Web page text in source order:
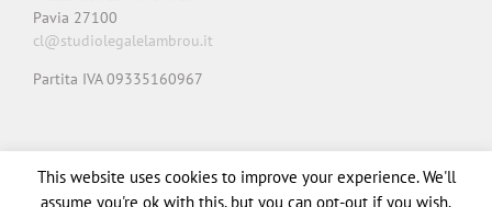
Pavia 27100
cl@studiolegalelambrou.it
Partita IVA 09335160967
Privacy Cookie Note legali Credits
This website uses cookies to improve your experience. We'll
assume you're ok with this, but you can opt-out if you wish.